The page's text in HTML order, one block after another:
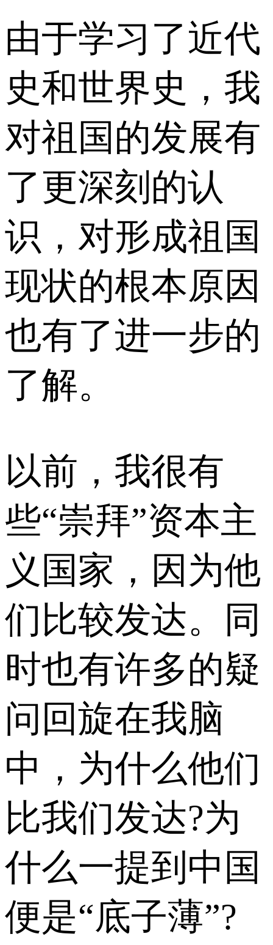
由于学习了近代
史和世界史，我
对祖国的发展有
了更深刻的认
识，对形成祖国
现状的根本原因
也有了进一步的
了解。
以前，我很有
些“崇拜”资本主
义国家，因为他
们比较发达。同
时也有许多的疑
问回旋在我脑
中，为什么他们
比我们发达?为
什么一提到中国
便是“底子薄”?